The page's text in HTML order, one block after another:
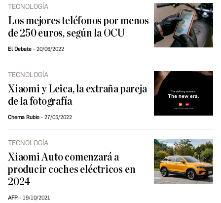
TECNOLOGÍA
Los mejores teléfonos por menos
de 250 euros, según la OCU
El Debate 20/06/2022
TECNOLOGÍA
Xiaomi y Leica, la extraña pareja
de la fotografía
Chema Rubio 27/05/2022
TECNOLOGÍA
Xiaomi Auto comenzará a
producir coches eléctricos en
2024
AFP 19/10/2021